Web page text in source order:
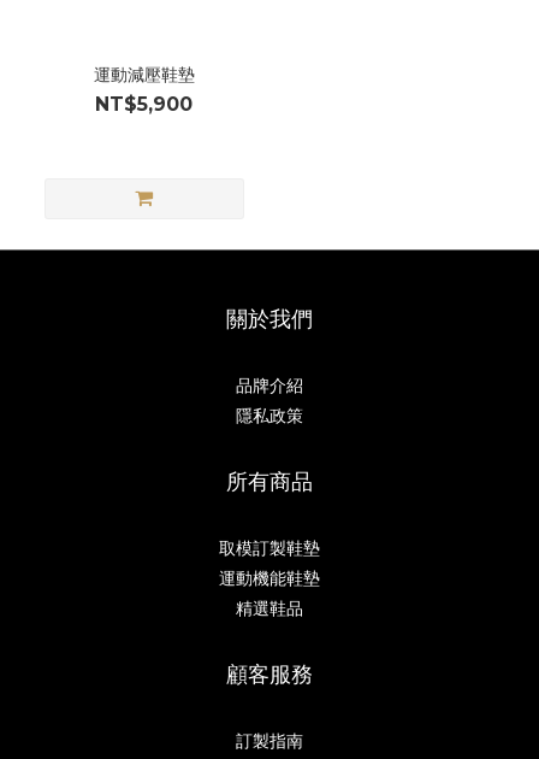
運動減壓鞋墊
NT$5,900
關於我們
品牌介紹
隱私政策
所有商品
取模訂製鞋墊
運動機能鞋墊
精選鞋品
顧客服務
訂製指南